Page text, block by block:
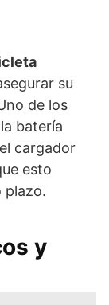
su
de los
batería
cargador
esto
plazo.
y